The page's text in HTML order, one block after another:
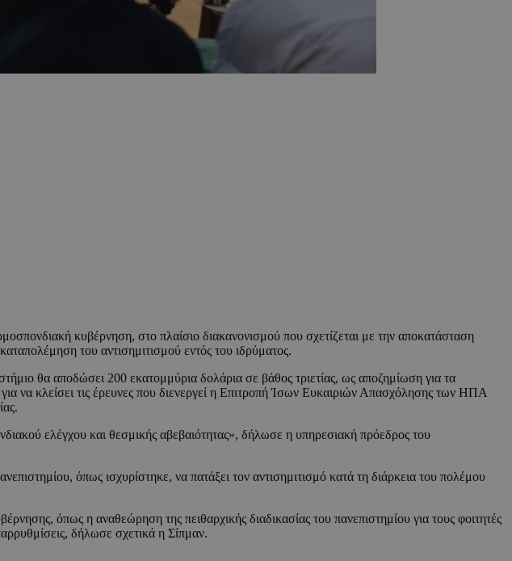
κυβέρνηση, στο πλαίσιο διακανονισμού που σχετίζεται με την αποκατάσταση
του αντισημιτισμού εντός του ιδρύματος.
θα αποδώσει 200 εκατομμύρια δολάρια σε βάθος τριετίας, ως αποζημίωση για τα
να κλείσει τις έρευνες που διενεργεί η Επιτροπή Ίσων Ευκαιριών Απασχόλησης των ΗΠΑ
ελέγχου και θεσμικής αβεβαιότητας», δήλωσε η υπηρεσιακή πρόεδρος του
όπως ισχυρίστηκε, να πατάξει τον αντισημιτισμό κατά τη διάρκεια του πολέμου
όπως η αναθεώρηση της πειθαρχικής διαδικασίας του πανεπιστημίου για τους φοιτητές
δήλωσε σχετικά η Σίπμαν.